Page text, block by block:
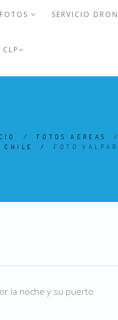
SERVICIO
CLP
/ FOTOS AEREAS
CHILE
/ FOTO
la noche y su puerto